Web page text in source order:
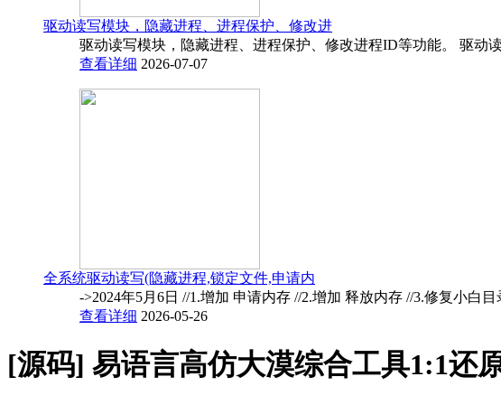
驱动读写模块，隐藏进程、进程保护、修改进
驱动读写模块，隐藏进程、进程保护、修改进程ID等功能。 驱动
查看详细 2026-07-07
全系统驱动读写(隐藏进程,锁定文件,申请内
->2024年5月6日 //1.增加 申请内存 //2.增加 释放内存 //3.修复小白
查看详细 2026-05-26
[源码] 易语言高仿大漠综合工具1:1还